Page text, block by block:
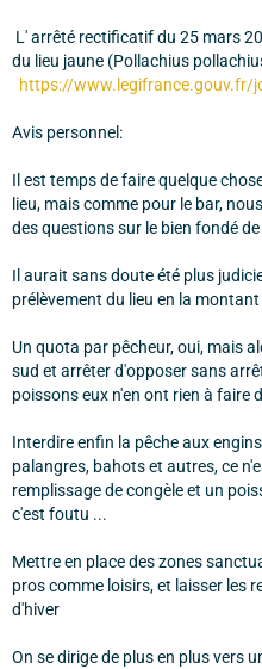
L' arrêté rectificatif du 25 mars
du lieu jaune (Pollachius
https://www.legifrance.gouv.fr/
Avis personnel:
Il est temps de faire quelque
lieu, mais comme pour le bar,
des questions sur le bien fondé
Il aurait sans doute été plus
prélèvement du lieu en la
Un quota par pêcheur, oui, mais
sud et arrêter d'opposer sans
poissons eux n'en ont rien à faire
Interdire enfin la pêche aux
palangres, bahots et autres, ce
remplissage de congèle et un
c'est foutu ...
Mettre en place des zones
pros comme loisirs, et laisser les
d'hiver
On se dirige de plus en plus vers